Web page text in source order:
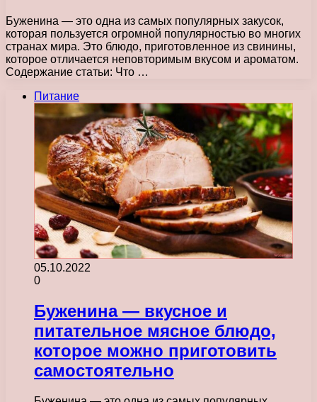
Буженина — это одна из самых популярных закусок,
которая пользуется огромной популярностью во многих
странах мира. Это блюдо, приготовленное из свинины,
которое отличается неповторимым вкусом и ароматом.
Содержание статьи: Что …
Питание
05.10.2022
0
Буженина — вкусное и
питательное мясное блюдо,
которое можно приготовить
самостоятельно